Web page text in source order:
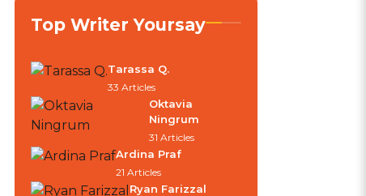
Top Writer Yoursay
Tarassa Q.
33 Articles
Oktavia
Ningrum
31 Articles
Ardina Praf
21 Articles
Ryan Farizzal